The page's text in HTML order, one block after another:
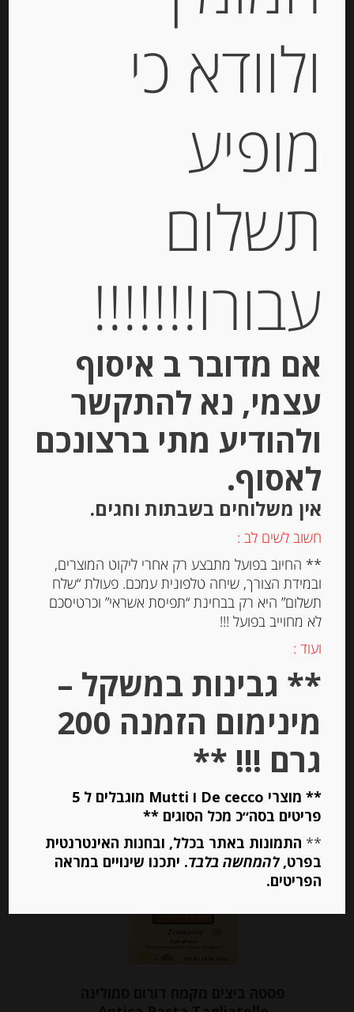
פסטה ביצים מקמח דורום סמולינה
Antica Pasta Pappardelle
25.00
מחיר ל 100 גרם: 8.40 ש"ח
הוספה לסל
פסטה ביצים מקמח דורום “צ’יפריאני”
-
מחיר ל 100 גרם: 18.80 ש"ח
מחיר ל 100 גרם: 18.80 ש"ח
יחידות
הוספה לסל
ולוודא כי
מופיע
תשלום
עבורו!!!!!!!
אם מדובר ב איסוף
עצמי, נא להתקשר
ולהודיע מתי ברצונכם
לאסוף.
אין משלוחים בשבתות וחגים.
חשוב לשים לב :
** החיוב בפועל מתבצע רק אחרי ליקוט המוצרים,
ובמידת הצורך, שיחה טלפונית עמכם. פעולת “שלח
תשלום” היא רק בבחינת “תפיסת אשראי” וכרטיסכם
לא מחוייב בפועל !!!
ועוד :
** גבינות במשקל –
מינימום הזמנה 200
גרם !!! **
** מוצרי De cecco ו Mutti מוגבלים ל 5
פריטים בסה״כ מכל הסוגים **
** התמונות באתר בכלל, ובחנות האינטרנטית
בפרט,להמחשה בלבד. יתכנו שינויים במראה
הפריטים.